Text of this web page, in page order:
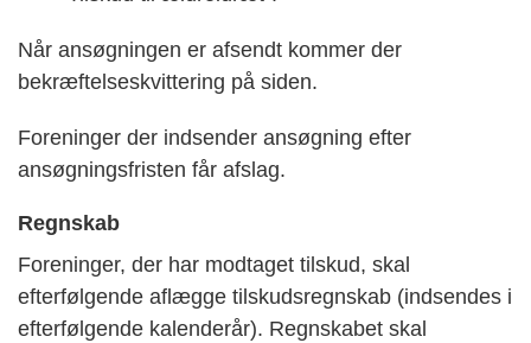
Når ansøgningen er afsendt kommer der
bekræftelseskvittering på siden.
Foreninger der indsender ansøgning efter
ansøgningsfristen får afslag.
Regnskab
Foreninger, der har modtaget tilskud, skal
efterfølgende aflægge tilskudsregnskab (indsendes i
efterfølgende kalenderår). Regnskabet skal